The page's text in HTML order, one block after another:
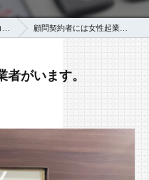
顧問契約者には女性起業者がいます。
者がいます。